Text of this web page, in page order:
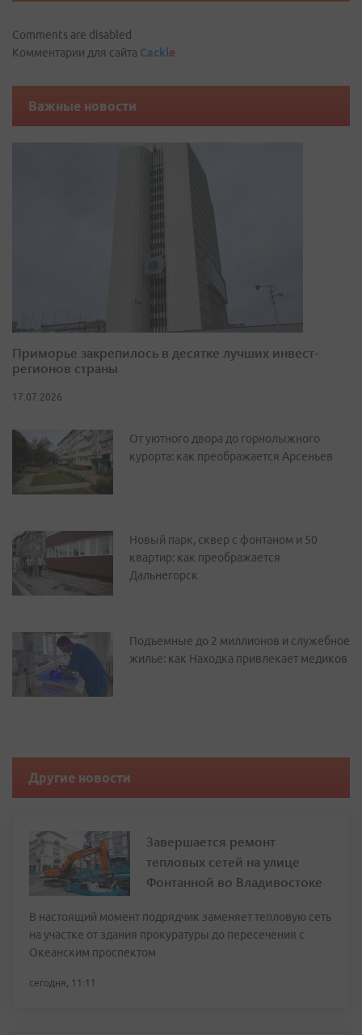
Comments are disabled
Комментарии для сайта Cackle
Важные новости
Приморье закрепилось в десятке лучших инвест-
регионов страны
17.07.2026
От уютного двора до горнолыжного
курорта: как преображается Арсеньев
Новый парк, сквер с фонтаном и 50
квартир: как преображается
Дальнегорск
Подъемные до 2 миллионов и служебное
жилье: как Находка привлекает медиков
Другие новости
Завершается ремонт
тепловых сетей на улице
Фонтанной во Владивостоке
В настоящий момент подрядчик заменяет тепловую сеть
на участке от здания прокуратуры до пересечения с
Океанским проспектом
сегодня, 11:11